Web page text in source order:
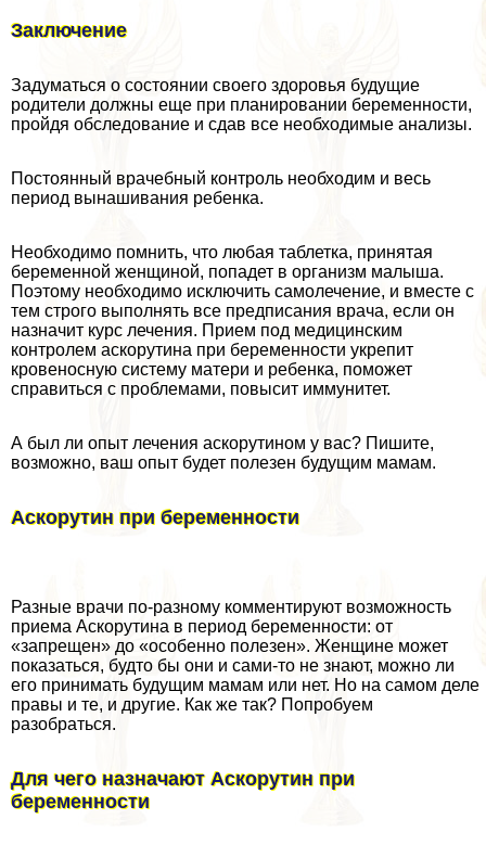
Заключение
Задуматься о состоянии своего здоровья будущие
родители должны еще при планировании беременности,
пройдя обследование и сдав все необходимые анализы.
Постоянный врачебный контроль необходим и весь
период вынашивания ребенка.
Необходимо помнить, что любая таблетка, принятая
беременной женщиной, попадет в организм малыша.
Поэтому необходимо исключить самолечение, и вместе с
тем строго выполнять все предписания врача, если он
назначит курс лечения. Прием под медицинским
контролем аскорутина при беременности укрепит
кровеносную систему матери и ребенка, поможет
справиться с проблемами, повысит иммунитет.
А был ли опыт лечения аскорутином у вас? Пишите,
возможно, ваш опыт будет полезен будущим мамам.
Аскорутин при беременности
Разные врачи по-разному комментируют возможность
приема Аскорутина в период беременности: от
«запрещен» до «особенно полезен». Женщине может
показаться, будто бы они и сами-то не знают, можно ли
его принимать будущим мамам или нет. Но на самом деле
правы и те, и другие. Как же так? Попробуем
разобраться.
Для чего назначают Аскорутин при
беременности